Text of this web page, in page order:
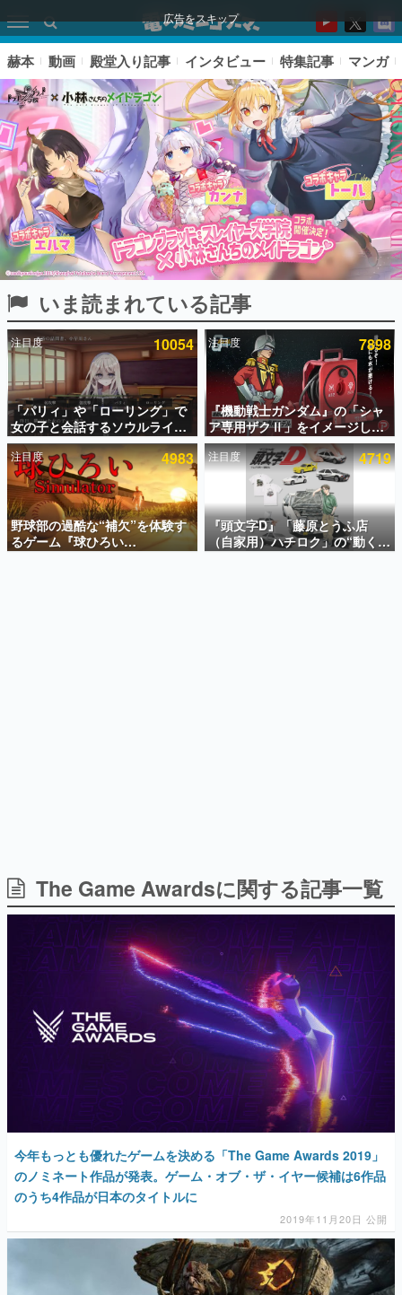
広告をスキップ
ピックアップ
電ファミのいま読まれている記事ランキング
アプリセール情報
インタビュー
連載・特集一覧
殿堂入り記事
SNS拡散数が数千以上！ ページビュー数万以上！ などな
ど。多くの人々に読まれた、電ファミ渾身の“殿堂入り”記
事をまとめました。
日本のモバイルゲーム史における主要なトピック・タイト
ルを網羅するほか、開発者へのインタビューや識者による
解説を掲載。約20年の歴史が一望できる決定版！
若ゲのいたり〜ゲームクリエイターの青春〜
『うつヌケ』『ペンと箸』等で知られるマンガ家・田中圭
一先生によるゲーム業界レポートマンガです。
なんでゲームは面白い？
ゲーム開発者・hamatsu氏がゲームの魅力を画面や操作の
具体的な形から解き明かしていく、硬派で骨太な評論連載
ゲームが変えた日本語
「経験値」「裏技」「ラスボス」… ゲームにまつわる言葉
の起源や用法の変遷を、コンピューター文化史研究家・タ
イニーP氏が徹底調査。
カテゴリ
特集記事
マンガ
赫本 動画 殿堂入り記事 インタビュー 特集記事 マンガ
いま読まれている記事
注目度 10054
「パリィ」や「ローリング」で
女の子と会話するソウルライク
恋愛ゲーム『小早川さんはソウ
ルライク』無料公開。返事に失
敗すると「YOU DIED」
注目度 7898
『機動戦士ガンダム』の「シャ
ア専用ザクⅡ」をイメージした
散水ホースリールが予約開始。
本体にはシャアのパーソナルマ
ークやジオン公国軍のエンブレ
ム、型式番号などを配置
注目度 4983
野球部の過酷な“補欠”を体験す
るゲーム『球ひろい
Simulator』が「1件」のウィッ
注目度 4719
『頭文字D』「藤原とうふ店
（自家用）ハチロク」の“動くテ
ィッシュケース”が買えるポップ
今年もっとも優れたゲームを決める「The Game Awards 2019」
のノミネート作品が発表。ゲーム・オブ・ザ・イヤー候補は6作品
のうち4作品が日本のタイトルに
2019年11月20日 公開